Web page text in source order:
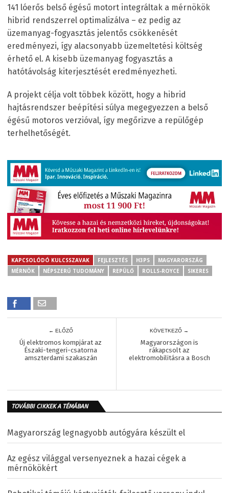
141 lóerős belső égésű motort integráltak a mérnökök
hibrid rendszerrel optimalizálva – ez pedig az
üzemanyag-fogyasztás jelentős csökkenését
eredményezi, így alacsonyabb üzemeltetési költség
érhető el. A kisebb üzemanyag fogyasztás a
hatótávolság kiterjesztését eredményezheti.
A projekt célja volt többek között, hogy a hibrid
hajtásrendszer beépítési súlya megegyezzen a belső
égésű motoros verzióval, így megőrizve a repülőgép
terhelhetőségét.
KAPCSOLÓDÓ KULCSSZAVAK FEJLESZTÉS H3PS
MAGYARORSZÁG
MÉRNÖK
NÉPSZERŰ TUDOMÁNY REPÜLŐ ROLLS-ROYCE SIKERES
← ELŐZŐ
Új elektromos kompjárat az
Északi-tengeri-csatorna
amszterdami szakaszán
KÖVETKEZŐ →
Magyarországon is
rákapcsolt az
elektromobilitásra a Bosch
TOVÁBBI CIKKEK A TÉMÁBAN
Magyarország legnagyobb autógyára készült el
Az egész világgal versenyeznek a hazai cégek a
mérnökökért